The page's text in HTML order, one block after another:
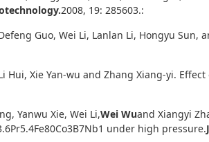
2008, 19: 285603.:
Guo, Wei Li, Lanlan Li, Hongyu
Hui, Xie Yan-wu and Zhang Xiang-yi.
Yanwu Xie, Wei Li,Wei Wuand Xiangyi
under high pressure.